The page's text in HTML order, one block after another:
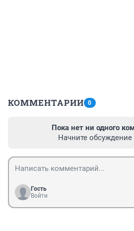
КОММЕНТАРИИ 0
Пока нет ни одного
Начните
Гость
Войти